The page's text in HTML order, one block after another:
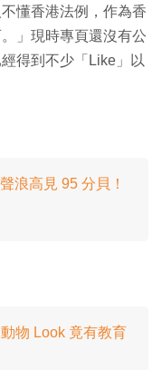
懂香港法例，作為香
」現時專頁還沒有公
得到不少「Like」以
浪高見 95 分貝！
物 Look 竟有教育